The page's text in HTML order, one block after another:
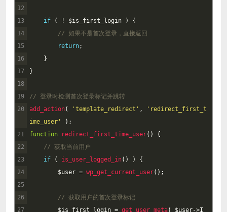
12
13
14
15
16
17
18
19
20
21
22
23
24
25
26
27
if ( ! $is_first login )
{
// 如果不是首次登录，直接返回
return;
}
}
// 登录时检测首次登录标记并跳转
add_action( 'template_redirect' ,
'redirect_first_t
ime_user'
) ;
function
redirect_first_time_user( )
{
// 获取当前用户
if
( is_user_logged_in( ) )
{
$user = wp_get_current_user( ) ;
// 获取用户的首次登录标记
$is_first_login = get_user_meta( $user->I